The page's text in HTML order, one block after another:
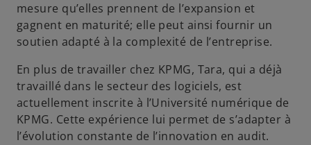
mesure qu’elles prennent de l’expansion et
gagnent en maturité; elle peut ainsi fournir un
soutien adapté à la complexité de l’entreprise.
En plus de travailler chez KPMG, Tara, qui a déjà
travaillé dans le secteur des logiciels, est
actuellement inscrite à l’Université numérique de
KPMG. Cette expérience lui permet de s’adapter à
l’évolution constante de l’innovation en audit.